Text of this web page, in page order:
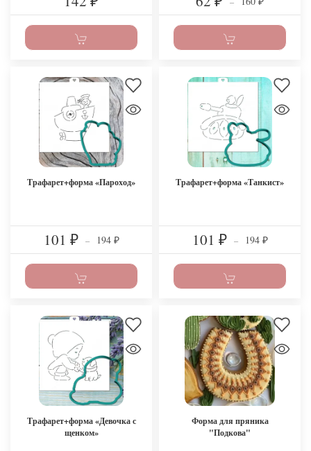
Трафарет+форма «Пароход»
101 ₽ – 194 ₽
Трафарет+форма «Танкист»
101 ₽ – 194 ₽
Трафарет+форма «Девочка с
щенком»
Форма для пряника
"Подкова"